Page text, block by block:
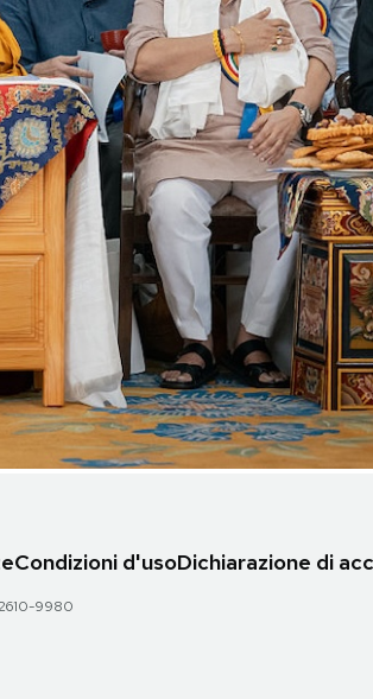
Condizioni d'usoDichiarazione di
9980